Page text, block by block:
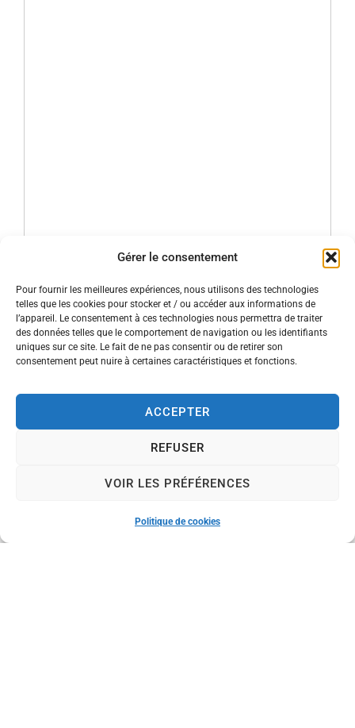
Gérer le consentement
Pour fournir les meilleures expériences, nous utilisons des technologies
telles que les cookies pour stocker et / ou accéder aux informations de
l’appareil. Le consentement à ces technologies nous permettra de traiter
des données telles que le comportement de navigation ou les identifiants
uniques sur ce site. Le fait de ne pas consentir ou de retirer son
consentement peut nuire à certaines caractéristiques et fonctions.
ACCEPTER
REFUSER
VOIR LES PRÉFÉRENCES
Politique de cookies